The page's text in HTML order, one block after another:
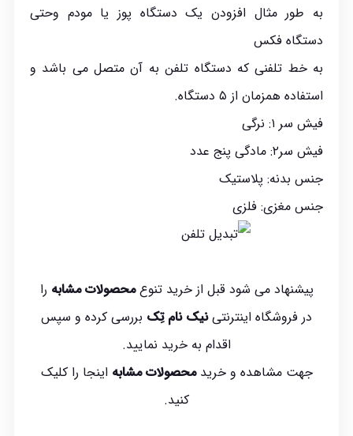
به طور مثال افزودن یک دستگاه پوز یا مودم وحتی
دستگاه فکس
به خط تلفنی که دستگاه تلفن به آن متصل می باشد و
استفاده همزمان از ۵ دستگاه.
فیش سر ۱: نرگی
فیش سر۲: مادگی پنج عدد
جنس بدنه: پلاستیک
جنس مغزی: فلزی
پیشنهاد می شود قبل از خرید تنوعمحصولات مشابه را
در فروشگاه اینترنتینیک نام تِک بررسی کرده و سپس
اقدام به خرید نمایید.
جهت مشاهده و خریدمحصولات مشابه اینجا را کلیک
کنید.